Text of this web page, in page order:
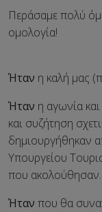
Περάσαμε πολύ
ομολογία!
Ήταν η καλή μας
Ήταν η αγωνία
και συζήτηση
δημιουργήθηκαν
Υπουργείου
που ακολούθησαν.
Ήταν που θα